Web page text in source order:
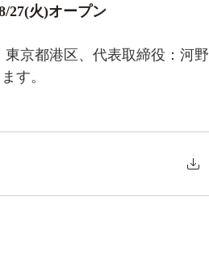
27(火)オープン
京都港区、代表取締役：河野
す。